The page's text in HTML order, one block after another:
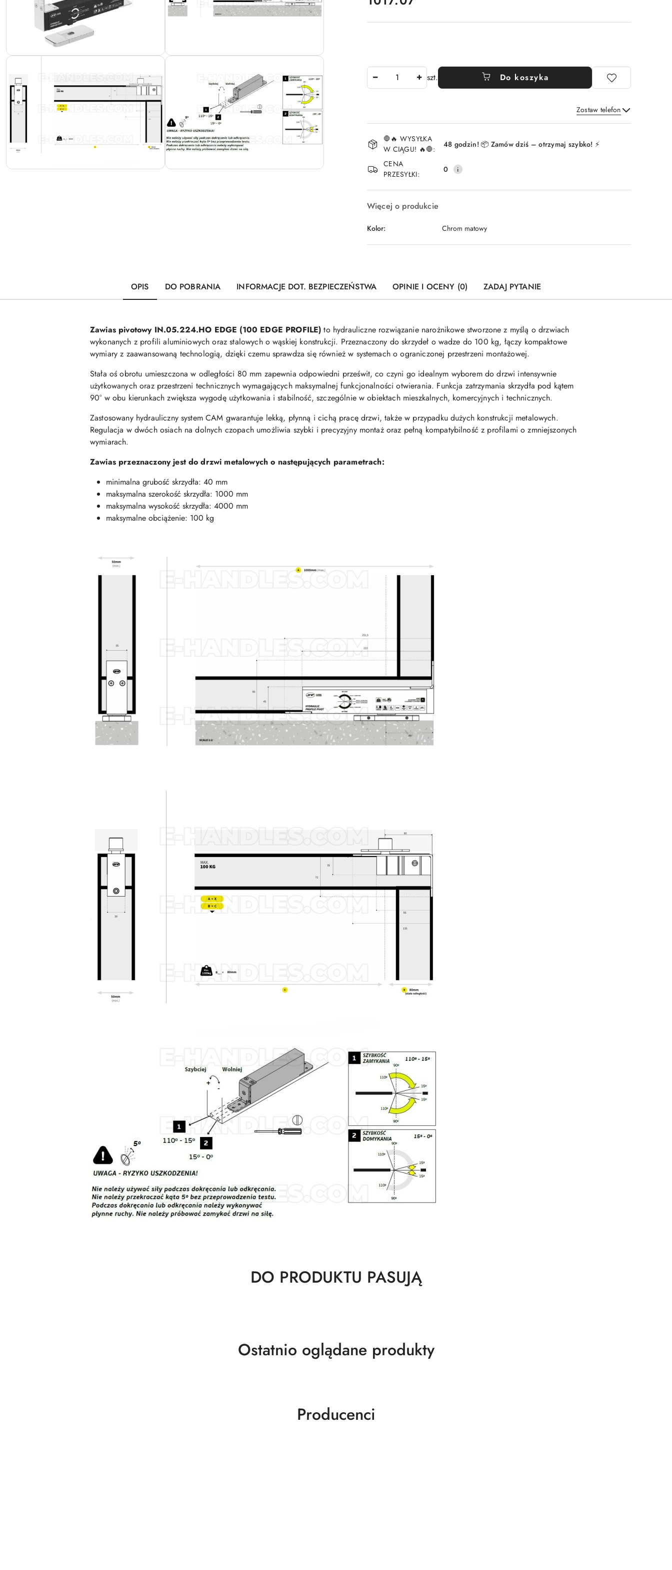
szt. Do koszyka
Zostaw telefon
Wyślij
Dostępność
i
dostawa
🛑🔥 WYSYŁKA
W CIĄGU! 🔥🛑:
48 godzin! 📦 Zamów dziś – otrzymaj szybko! ⚡
CENA
PRZESYŁKI:
0
Więcej o produkcie
Kolor: Chrom matowy
OPIS DO POBRANIA INFORMACJE DOT. BEZPIECZEŃSTWA OPINIE I OCENY (0) ZADAJ PYTANIE
Zawias pivotowy IN.05.224.HO EDGE (100 EDGE PROFILE)to hydrauliczne rozwiązanie narożnikowe stworzone z myślą o drzwiach
wykonanych z profili aluminiowych oraz stalowych o wąskiej konstrukcji. Przeznaczony do skrzydeł o wadze do 100 kg, łączy kompaktowe
wymiary z zaawansowaną technologią, dzięki czemu sprawdza się również w systemach o ograniczonej przestrzeni montażowej.
Stała oś obrotu umieszczona w odległości 80 mm zapewnia odpowiedni prześwit, co czyni go idealnym wyborem do drzwi intensywnie
użytkowanych oraz przestrzeni technicznych wymagających maksymalnej funkcjonalności otwierania. Funkcja zatrzymania skrzydła pod kątem
90° w obu kierunkach zwiększa wygodę użytkowania i stabilność, szczególnie w obiektach mieszkalnych, komercyjnych i technicznych.
Zastosowany hydrauliczny system CAM gwarantuje lekką, płynną i cichą pracę drzwi, także w przypadku dużych konstrukcji metalowych.
Regulacja w dwóch osiach na dolnych czopach umożliwia szybki i precyzyjny montaż oraz pełną kompatybilność z profilami o zmniejszonych
wymiarach.
Zawias przeznaczony jest do drzwi metalowych o następujących parametrach:
minimalna grubość skrzydła: 40 mm
maksymalna szerokość skrzydła: 1000 mm
maksymalna wysokość skrzydła: 4000 mm
maksymalne obciążenie: 100 kg
Produkty
DO PRODUKTU PASUJĄ
Produkty
Ostatnio oglądane produkty
Producenci